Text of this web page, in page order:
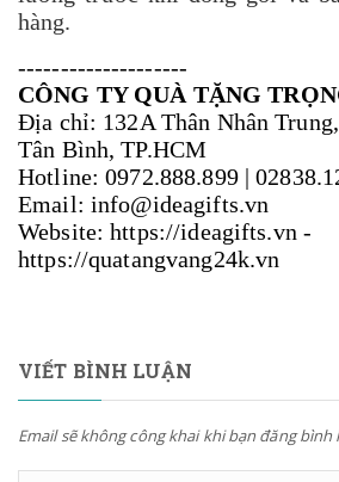
hàng.
--------------------
CÔNG TY QUÀ TẶNG
Địa chỉ: 132A Thân Nhân
Tân Bình, TP.HCM
Hotline: 0972.888.899 |
Email: info@ideagifts.vn
Website: https://ideagifts.vn -
https://quatangvang24k.vn
VIẾT BÌNH LUẬN
Email sẽ không công khai khi bạn đăng bình